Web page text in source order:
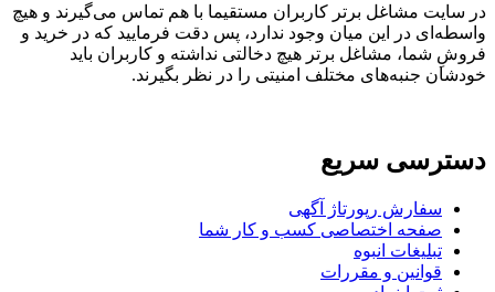
در سایت مشاغل برتر کاربران مستقیما با هم تماس می‌گیرند و هیچ
واسطه‌ای در این میان وجود ندارد، پس دقت فرمایید که در خرید و
فروشِ شما، مشاغل برتر هیچ دخالتی نداشته و کاربران باید
خودشان جنبه‌های مختلف امنیتی را در نظر بگیرند.
دسترسی سریع
سفارش رپورتاژ آگهی
صفحه اختصاصی کسب و کار شما
تبلیغات انبوه
قوانین و مقررات